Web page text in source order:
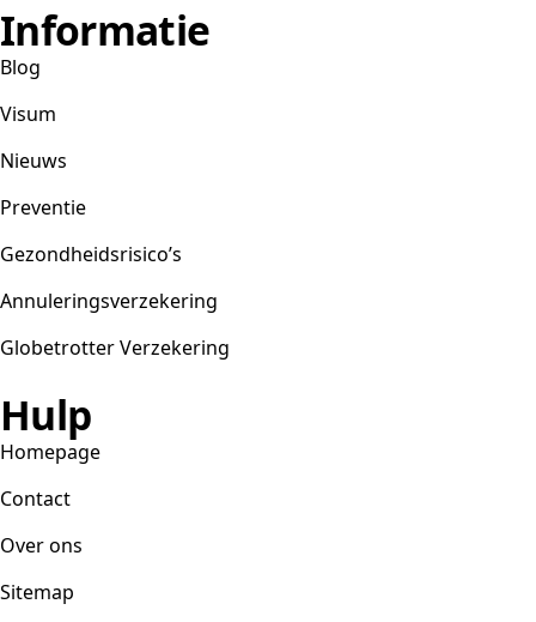
Informatie
Blog
Visum
Nieuws
Preventie
Gezondheidsrisico’s
Annuleringsverzekering
Globetrotter Verzekering
Hulp
Homepage
Contact
Over ons
Sitemap